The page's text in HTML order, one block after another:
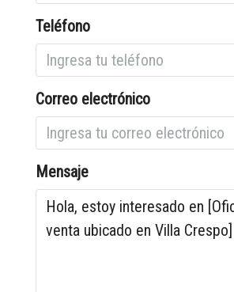
Teléfono
Correo electrónico
Mensaje